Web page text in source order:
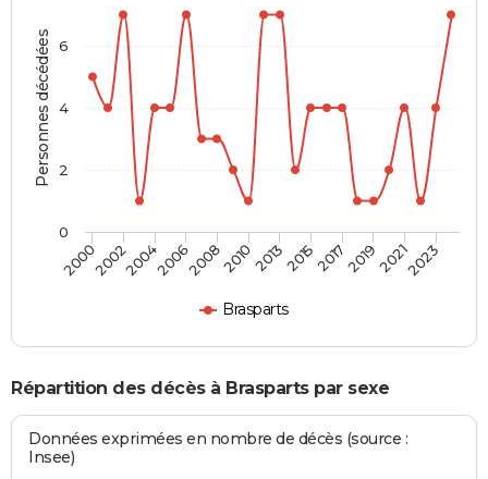
Personnes décédées
Brasparts
200020022004200620082010201320152017201920212023
0
2
4
6
Répartition des décès à Brasparts par sexe
Données exprimées en nombre de décès (source :
Insee)